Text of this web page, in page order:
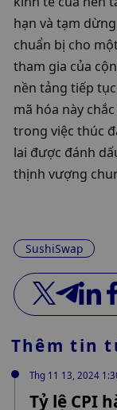
hạn và tạm
chuẩn bị cho
tham gia của
nền tảng tiếp
mã hóa này
trong việc thúc
lai được đánh
thịnh vượng
SushiSwap
Thêm tin
Thg 11 13, 2024
Tỷ lệ CPI